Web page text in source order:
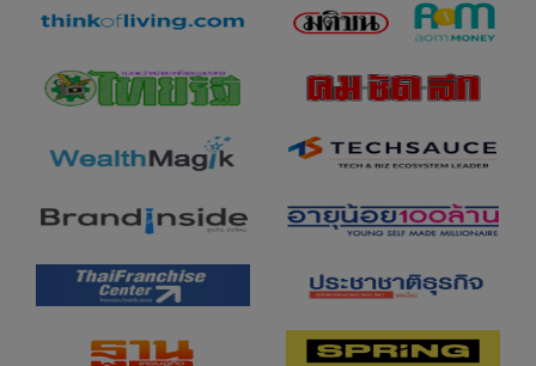
ช.ท่านจะไม่ใช้ซอฟต์แวร์ เครื่องมือหรืออุปก
รณ์ใดๆ ที่ (พยายามที่จะ) แทรกแซงเว็บไซต์
ของบริษัทหรือการดำเนิน งานที่ถูกต้องของ
เว็บไซต์ของบริษัท และ
รับรองความเหมาะสม ความมีประโยชน์
ผลิตภัณฑ์หรือบริการของผู้ให้บริการที่แสดงอยู่
ในเว็บไซต์ของบริษัทเพื่อการใช้งานส่วน
บุคคลของท่าน และในกรณีที่จำเป็นหรือ
ต้องการ ท่านควรขอและรับคำแนะนำจากผู้
ประกอบวิชาชีพเกี่ยวกับ ผลิตภัณฑ์ก่อนที่จะ
ทำการตัดสินใจซื้อใดๆ